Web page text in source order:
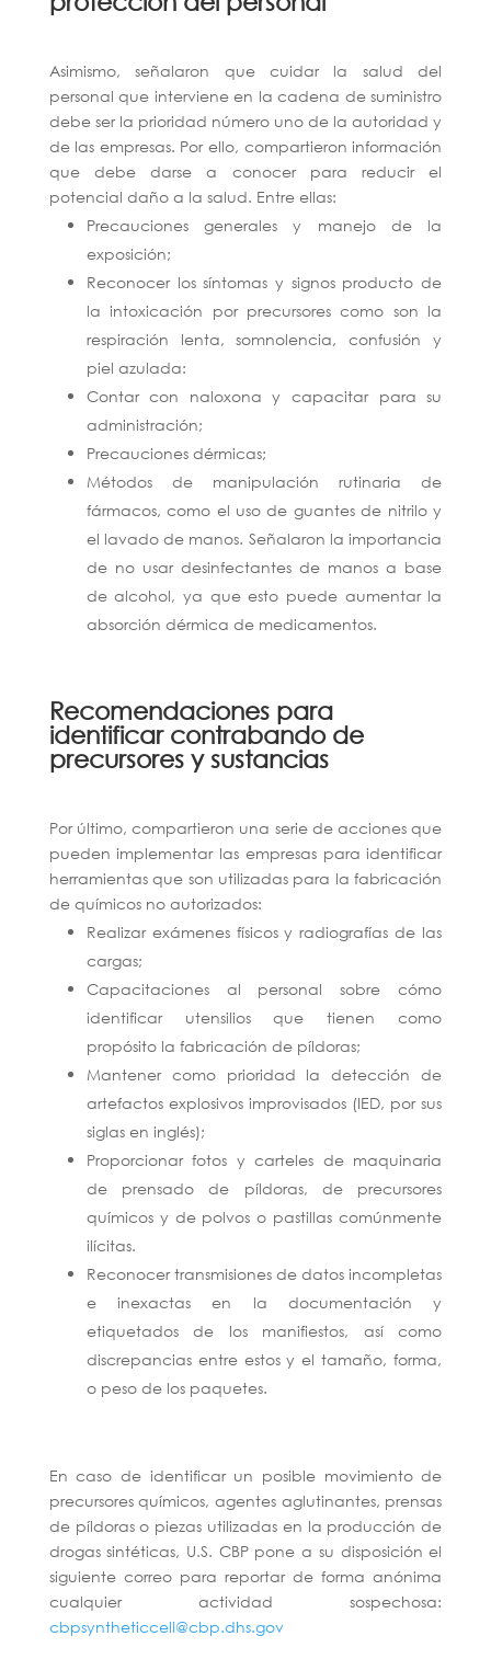
Asimismo, señalaron que cuidar la salud del
personal que interviene en la cadena de suministro
debe ser la prioridad número uno de la autoridad y
de las empresas. Por ello, compartieron información
que debe darse a conocer para reducir el
potencial daño a la salud. Entre ellas:
Precauciones generales y manejo de la
exposición;
Reconocer los síntomas y signos producto de
la intoxicación por precursores como son la
respiración lenta, somnolencia, confusión y
piel azulada:
Contar con naloxona y capacitar para su
administración;
Precauciones dérmicas;
Métodos de manipulación rutinaria de
fármacos, como el uso de guantes de nitrilo y
el lavado de manos. Señalaron la importancia
de no usar desinfectantes de manos a base
de alcohol, ya que esto puede aumentar la
absorción dérmica de medicamentos.
Recomendaciones para
identificar contrabando de
precursores y sustancias
Por último, compartieron una serie de acciones que
pueden implementar las empresas para identificar
herramientas que son utilizadas para la fabricación
de químicos no autorizados:
Realizar exámenes físicos y radiografías de las
cargas;
Capacitaciones al personal sobre cómo
identificar utensilios que tienen como
propósito la fabricación de píldoras;
Mantener como prioridad la detección de
artefactos explosivos improvisados (IED, por sus
siglas en inglés);
Proporcionar fotos y carteles de maquinaria
de prensado de píldoras, de precursores
químicos y de polvos o pastillas comúnmente
ilícitas.
Reconocer transmisiones de datos incompletas
e inexactas en la documentación y
etiquetados de los manifiestos, así como
discrepancias entre estos y el tamaño, forma,
o peso de los paquetes.
En caso de identificar un posible movimiento de
precursores químicos, agentes aglutinantes, prensas
de píldoras o piezas utilizadas en la producción de
drogas sintéticas, U.S. CBP pone a su disposición el
siguiente correo para reportar de forma anónima
cualquier actividad sospechosa:
cbpsyntheticcell@cbp.dhs.gov